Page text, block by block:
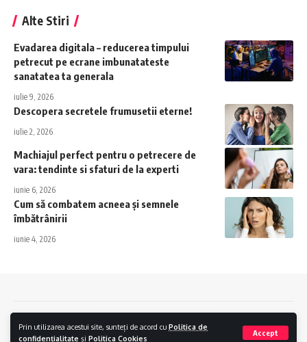
Prin utilizarea acestui site, sunteți de acord cu Politica de
confidențialitate și Politica Cookies
Accept
Alte Stiri
Evadarea digitala – reducerea timpului
petrecut pe ecrane imbunatateste
sanatatea ta generala
iulie 9, 2026
Descopera secretele frumusetii eterne!
iulie 2, 2026
Machiajul perfect pentru o petrecere de
vara: tendinte si sfaturi de la experti
iunie 6, 2026
Cum să combatem acneea și semnele
îmbătrânirii
iunie 4, 2026